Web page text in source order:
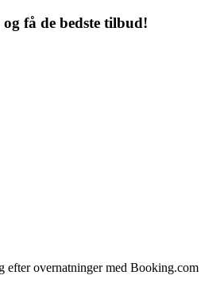
få de bedste tilbud!
efter overnatninger med Booking.com